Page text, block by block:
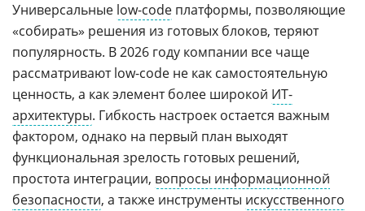
Универсальные low-code платформы, позволяющие
«собирать» решения из готовых блоков, теряют
популярность. В 2026 году компании все чаще
рассматривают low-code не как самостоятельную
ценность, а как элемент более широкой ИТ-
архитектуры. Гибкость настроек остается важным
фактором, однако на первый план выходят
функциональная зрелость готовых решений,
простота интеграции, вопросы информационной
безопасности, а также инструменты искусственного